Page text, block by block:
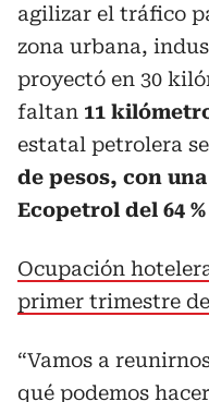
agilizar el tráfico
zona urbana,
proyectó en 30
faltan 11
estatal petrolera
de pesos, con
Ecopetrol del 64
Ocupación
primer trimestre
“Vamos a
qué podemos